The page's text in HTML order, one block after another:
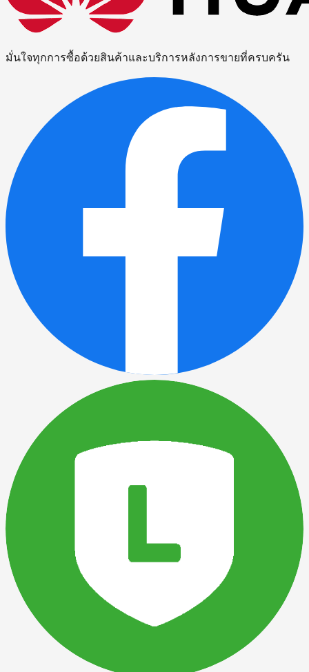
มั่นใจทุกการซื้อด้วยสินค้าและบริการหลังการขายที่ครบครัน